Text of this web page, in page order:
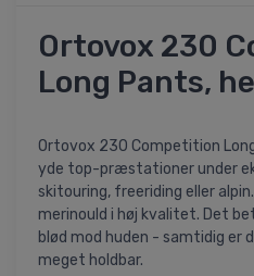
Ortovox 230
Long Pants,
Ortovox 230 Competition
yde top-præstationer under
skitouring, freeriding eller
merinould i høj kvalitet. Det
blød mod huden - samtidig er
meget holdbar.